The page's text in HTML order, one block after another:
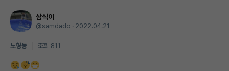
삼식이
@samdado · 2022.04.21
노형동 조회 811